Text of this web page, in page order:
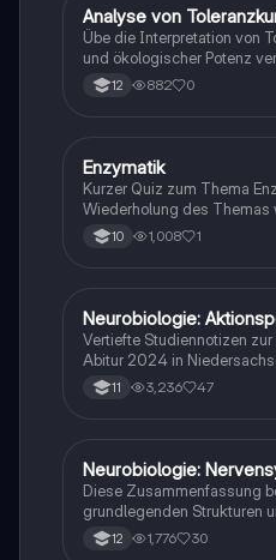
ABiologie
Analyse von
Übe die Interpretation von
und ökologischer Potenz
gegenüber Umweltfaktoren.
12 882 0
EBiologie
Enzymatik
Kurzer Quiz zum Thema
Wiederholung des Themas
Fehlern begegnet wäre ich
diese weiterleitet. Danke
10 1,008 1
Biologie
Neurobiologie:
Vertiefte Studiennotizen
Abitur 2024 in
Aktionspotenziale,
Integration, die Rolle von
Schüler, die sich auf
tiefes Verständnis der
entwickeln möchten.
11 3,236 47
Biologie
Neurobiologie:
Diese Zusammenfassung
grundlegenden Strukturen
Nervensystems,
Ruhepotential,
12 1,776 30